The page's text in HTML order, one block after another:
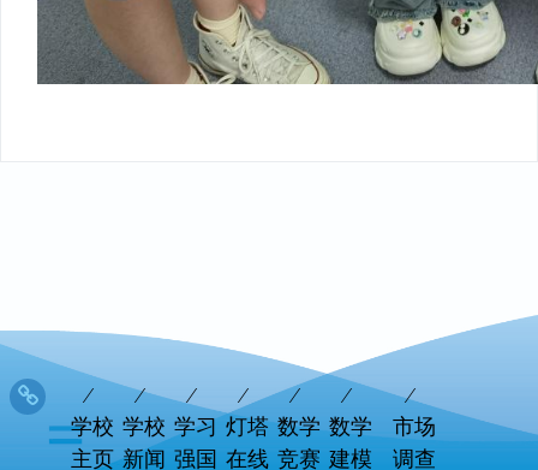
学校
主页
学校
新闻
学习
强国
灯塔
在线
数学
竞赛
数学
建模
市场
调查